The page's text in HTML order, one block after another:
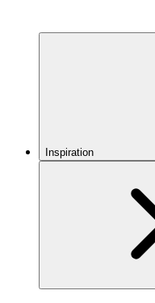
Inspiration